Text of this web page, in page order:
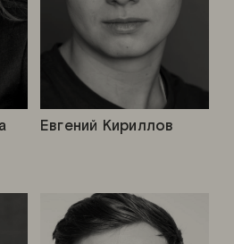
Евгений Кириллов